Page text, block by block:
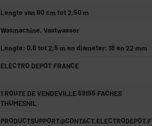
Lengte van 80 cm tot 2,50 m
Wasmachine, Vaatwasser
Lengte: 0,8 tot 2,5 m en diameter: 18 en 22 mm
ELECTRO DEPOT FRANCE
1 ROUTE DE VENDEVILLE 59155 FACHES
THUMESNIL
PRODUCTSUPPORT@CONTACT.ELECTRODEPOT.F